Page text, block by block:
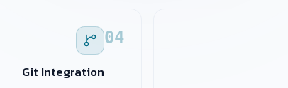
04
Git Integration